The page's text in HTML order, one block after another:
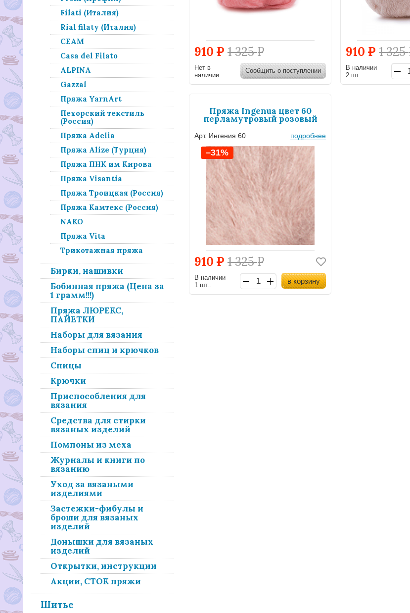
Filati (Италия)
Rial filaty (Италия)
СЕАМ
Casa del Filato
ALPINA
Gazzal
Пряжа YarnArt
Пехорский текстиль
(Россия)
Пряжа Adelia
Пряжа Alize (Турция)
Пряжа ПНК им Кирова
Пряжа Visantia
Пряжа Троицкая (Россия)
Пряжа Камтекс (Россия)
NAKO
Пряжа Vita
Трикотажная пряжа
Бирки, нашивки
Бобинная пряжа (Цена за
1 грамм!!!)
Пряжа ЛЮРЕКС,
ПАЙЕТКИ
Наборы для вязания
Наборы спиц и крючков
Спицы
Крючки
Приспособления для
вязания
Средства для стирки
вязаных изделий
Помпоны из меха
Журналы и книги по
вязанию
Уход за вязаными
изделиями
Застежки-фибулы и
броши для вязаных
изделий
Донышки для вязаных
изделий
Открытки, инструкции
Акции, СТОК пряжи
Шитье
910 Р 1 325Р
Нет в
наличии
Сообщить о поступлении
910 Р 1 325
В наличии
2 шт..
Пряжа Ingenua цвет 60
перламутровый розовый
Арт. Ингения 60 подробнее
910 Р 1 325Р
–31%
В наличии
1 шт..
в корзину